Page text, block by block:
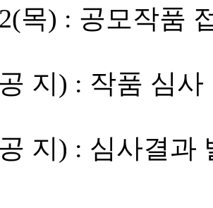
2(목) : 공모작품
지) : 작품 심사
지) : 심사결